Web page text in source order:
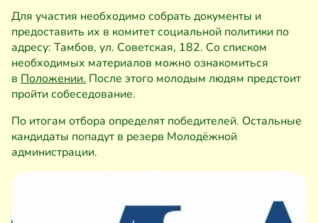
Для участия необходимо собрать документы и
предоставить их в комитетсоциальной политики по
адресу: Тамбов, ул. Советская, 182. Со списком
необходимых материалов можно ознакомиться
в Положении. После этого молодым людям предстоит
пройти собеседование.
По итогам отбора определят победителей. Остальные
кандидаты попадут в резерв Молодёжной
администрации.